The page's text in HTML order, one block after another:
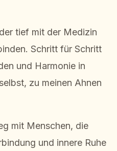
tief mit der Medizin
Schritt für Schritt
und Harmonie in
zu meinen Ahnen
mit Menschen, die
und innere Ruhe